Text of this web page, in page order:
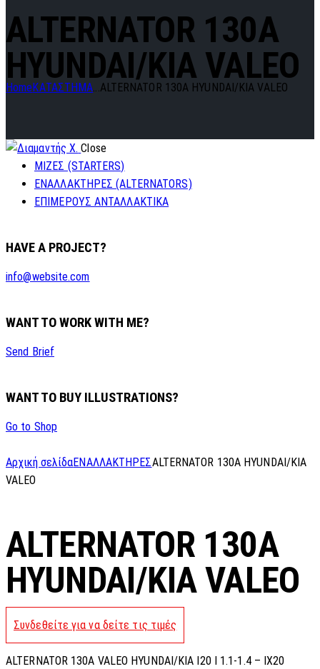
ALTERNATOR 130A
HYUNDAI/KIA VALEO
Home ΚΑΤΑΣΤΗΜΑ...ALTERNATOR 130A HYUNDAI/KIA VALEO
Close
ΜΙΖΕΣ (STARTERS)
ΕΝΑΛΛΑΚΤΗΡΕΣ (ALTERNATORS)
ΕΠΙΜΕΡΟΥΣ ΑΝΤΑΛΛΑΚΤΙΚΑ
HAVE A PROJECT?
info@website.com
WANT TO WORK WITH ME?
Send Brief
WANT TO BUY ILLUSTRATIONS?
Go to Shop
Αρχική σελίδαΕΝΑΛΛΑΚΤΗΡΕΣALTERNATOR 130A HYUNDAI/KIA
VALEO
ALTERNATOR 130A
HYUNDAI/KIA VALEO
Συνδεθείτε για να δείτε τις τιμές
ALTERNATOR 130A VALEO HYUNDAI/KIA I20 I 1.1-1.4 – IX20